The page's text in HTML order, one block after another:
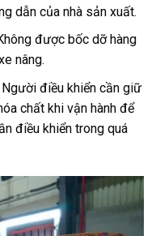
dẫn của nhà sản xuất.
được bốc dỡ hàng
nâng.
điều khiển cần giữ
chất khi vận hành để
điều khiển trong quá